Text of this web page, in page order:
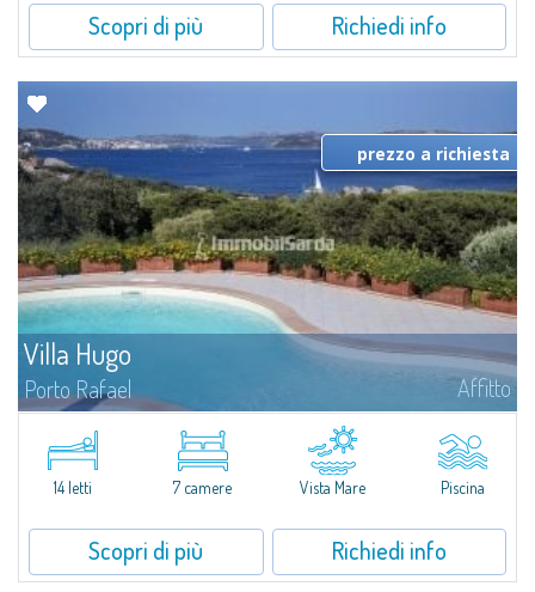
Scopri di più Richiedi info
Villa Hugo
Porto Rafael Affitto
Nell'esclusiva e pittoresca località di Porto Rafael, sorge Villa Hugo, una
delle più ampie ville di Porto Rafael, affascinante proprietà caratterizzata da
un'invidiabile posizione panoramica...
prezzo a richiesta
14 letti 7 camere Vista Mare Piscina
Scopri di più Richiedi info